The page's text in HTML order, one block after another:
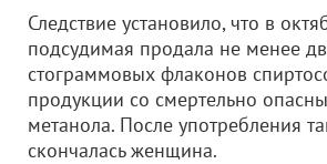
Следствие установило, что в
подсудимая продала не менее
стограммовых флаконов
продукции со смертельно
метанола. После употребления
скончалась женщина.